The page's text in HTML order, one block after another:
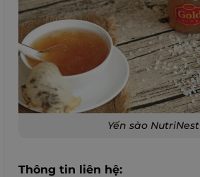
Yến sào NutriNest
Thông tin liên hệ: